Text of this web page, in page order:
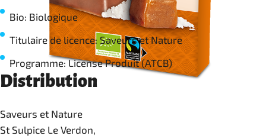
Bio: Biologique
Titulaire de licence: Saveurs et Nature
Programme: License Produit (ATCB)
Distribution
Saveurs et Nature
St Sulpice Le Verdon,